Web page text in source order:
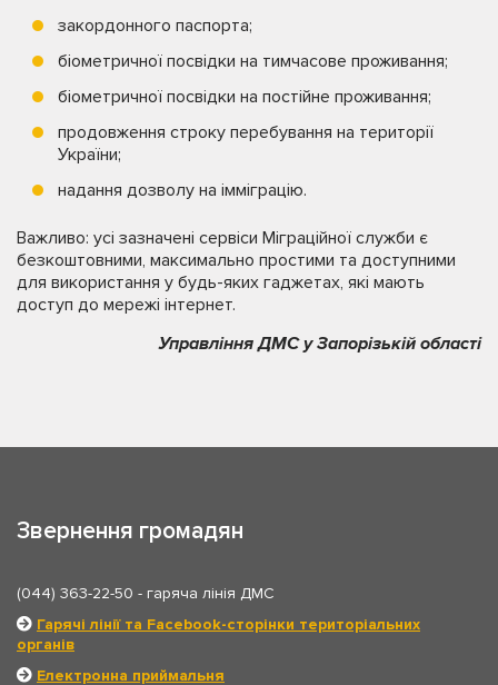
закордонного паспорта;
біометричної посвідки на тимчасове проживання;
біометричної посвідки на постійне проживання;
продовження строку перебування на території
України;
надання дозволу на імміграцію.
Важливо: усі зазначені сервіси Міграційної служби є
безкоштовними, максимально простими та доступними
для використання у будь-яких гаджетах, які мають
доступ до мережі інтернет.
Управління ДМС у Запорізькій області
Звернення громадян
(044) 363-22-50 - гаряча лінія ДМС
Гарячі лінії та Facebook-сторінки територіальних
органів
Електронна приймальня